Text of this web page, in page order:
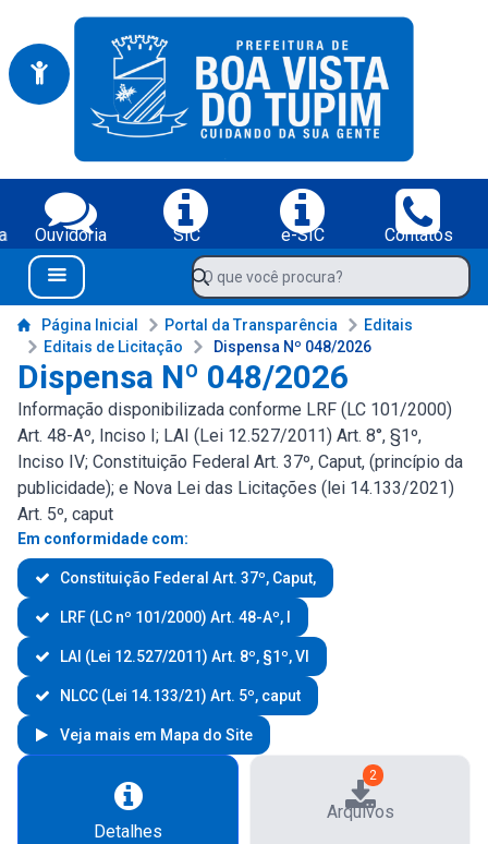
Portal da Prefeitura Municipal de Boa Vista do Tupim-BA
Serviços da Prefeitura Municipal de Boa Vista do Tupim-BA;
Ouvidoria SIC e-SIC
Contatos
Navegue pelo portal da Prefeitura de Boa Vista do Tupim-BA
Menu Bar
O que você procura?
Conteúdo da Prefeitura de Boa Vista do Tupim-BA
Página Inicial Portal da Transparência
Editais
Editais de Licitação
Dispensa Nº 048/2026
Dispensa Nº 048/2026
Informação disponibilizada conforme LRF (LC 101/2000)
Art. 48-Aº, Inciso I; LAI (Lei 12.527/2011) Art. 8°, §1º,
Inciso IV; Constituição Federal Art. 37º, Caput, (princípio da
publicidade); e Nova Lei das Licitações (lei 14.133/2021)
Art. 5º, caput
Em conformidade com:
Constituição Federal Art. 37º, Caput,
LRF (LC nº 101/2000) Art. 48-Aº, I
LAI (Lei 12.527/2011) Art. 8º, §1º, VI
NLCC (Lei 14.133/21) Art. 5º, caput
Veja mais em Mapa do Site
Detalhes
2
Arquivos